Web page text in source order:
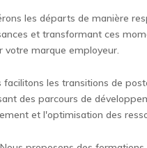
les départs de manière
et transformant ces
votre marque employeur.
facilitons les transitions de
des parcours de
et l'optimisation des